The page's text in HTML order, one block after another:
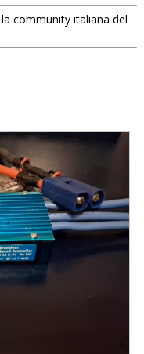
la community italiana del